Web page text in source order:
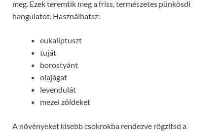
meg. Ezek teremtik meg a friss, természetes pünkösdi
hangulatot. Használhatsz:
eukaliptuszt
tuját
borostyánt
olajágat
levendulát
mezei zöldeket
A növényeket kisebb csokrokba rendezve rögzítsd a